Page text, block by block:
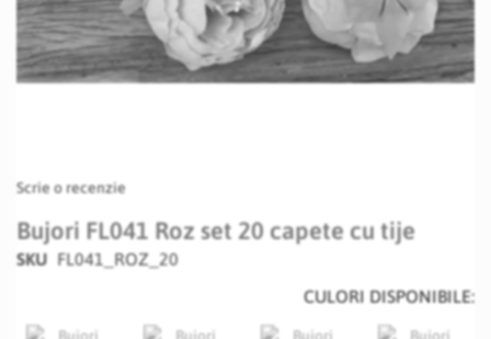
to
beginning
of
gallery
Scrie o recenzie
Bujori FL041 Roz set 20 capete cu tije
SKU FL041_ROZ_20
CULORI DISPONIBILE: